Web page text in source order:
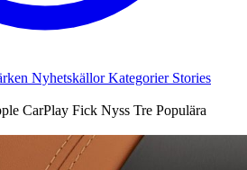
NyhetskällorKategorier Stories
CarPlay Fick Nyss Tre Populära